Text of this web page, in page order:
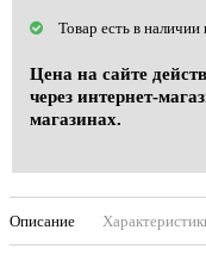
Товар есть в наличии
Цена на сайте
через интернет-
магазинах.
Описание